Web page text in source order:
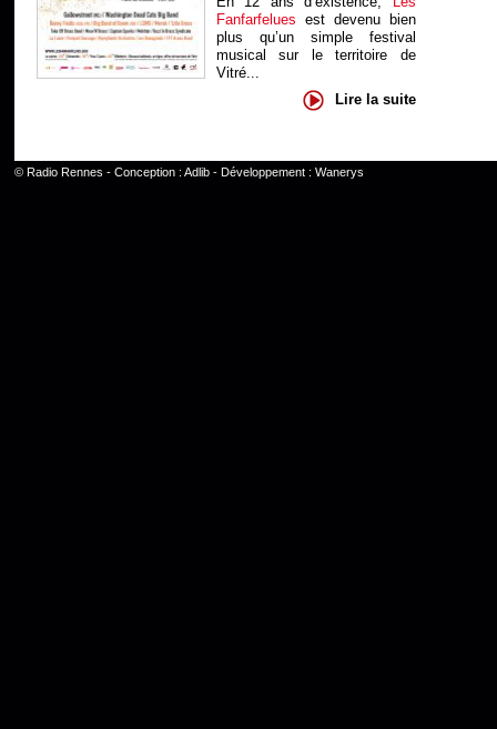
Fanfarfelues est devenu bien
plus qu’un simple festival
musical sur le territoire de
Vitré...
Lire la suite
© Radio Rennes - Conception : Adlib- Développement : Wanerys